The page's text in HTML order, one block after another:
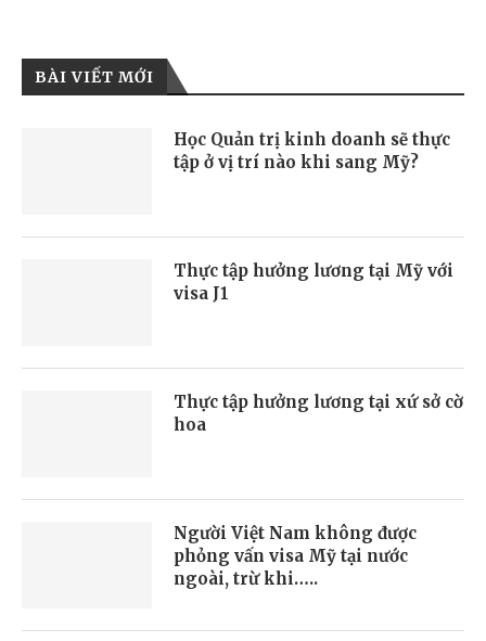
BÀI VIẾT MỚI
Học Quản trị kinh doanh sẽ thực
tập ở vị trí nào khi sang Mỹ?
Thực tập hưởng lương tại Mỹ với
visa J1
Thực tập hưởng lương tại xứ sở cờ
hoa
Người Việt Nam không được
phỏng vấn visa Mỹ tại nước
ngoài, trừ khi…..